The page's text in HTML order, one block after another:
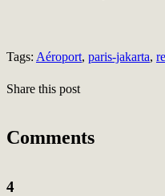
Tags: Aéroport, paris-jakarta,
Share this post
Comments
4